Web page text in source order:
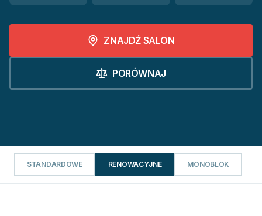
ZNAJDŹ SALON
PORÓWNAJ
STANDARDOWE RENOWACYJNE MONOBLOK